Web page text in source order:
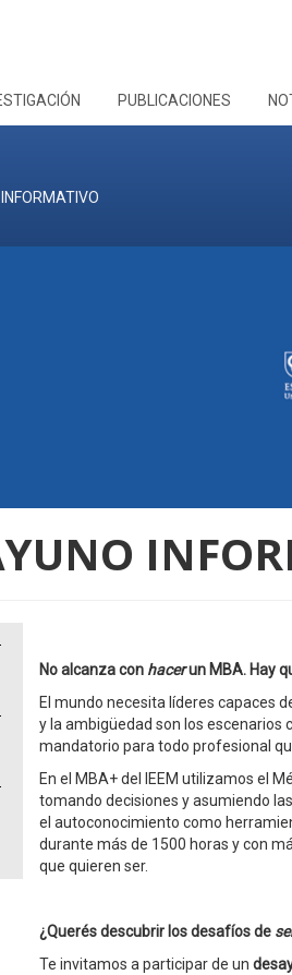
PUBLICACIONES
No alcanza con hacerun MBA. Hay
El mundo necesita líderes capaces
y la ambigüedad son los escenarios
mandatorio para todo profesional
En el MBA+ del IEEM utilizamos el
tomando decisiones y asumiendo
el autoconocimiento como
durante más de 1500 horas y con
que quieren ser.
¿Querés descubrir los desafíos de
Te invitamos a participar de un